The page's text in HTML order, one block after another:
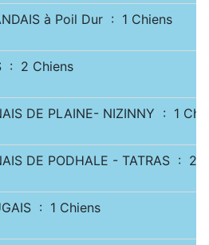
à Poil Dur : 1 Chiens
: 2 Chiens
DE PLAINE- NIZINNY : 1
DE PODHALE - TATRAS : 2
: 1 Chiens